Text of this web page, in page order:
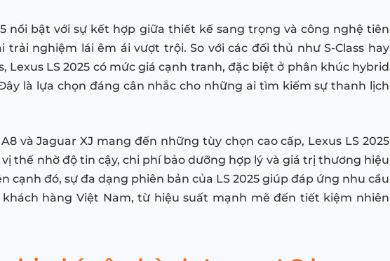
nổi bật với sự kết hợp giữa thiết kế sang trọng và công nghệ tiên
trải nghiệm lái êm ái vượt trội. So với các đối thủ như S-Class hay
Lexus LS 2025 có mức giá cạnh tranh, đặc biệt ở phân khúc hybrid
là lựa chọn đáng cân nhắc cho những ai tìm kiếm sự thanh lịch
và Jaguar XJ mang đến những tùy chọn cao cấp, Lexus LS 2025
thế nhờ độ tin cậy, chi phí bảo dưỡng hợp lý và giá trị thương hiệu
cạnh đó, sự đa dạng phiên bản của LS 2025 giúp đáp ứng nhu cầu
hàng Việt Nam, từ hiệu suất mạnh mẽ đến tiết kiệm nhiên